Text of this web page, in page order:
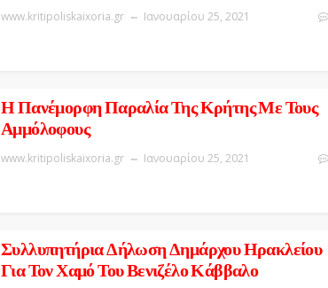
www.kritipoliskaixoria.gr Ιανουαρίου 25, 2021
Η Πανέμορφη Παραλία Της Κρήτης Με Τους
Αμμόλοφους
www.kritipoliskaixoria.gr Ιανουαρίου 25, 2021
Συλλυπητήρια Δήλωση Δημάρχου Ηρακλείου
Για Τον Χαμό Του Βενιζέλο Κάββαλο